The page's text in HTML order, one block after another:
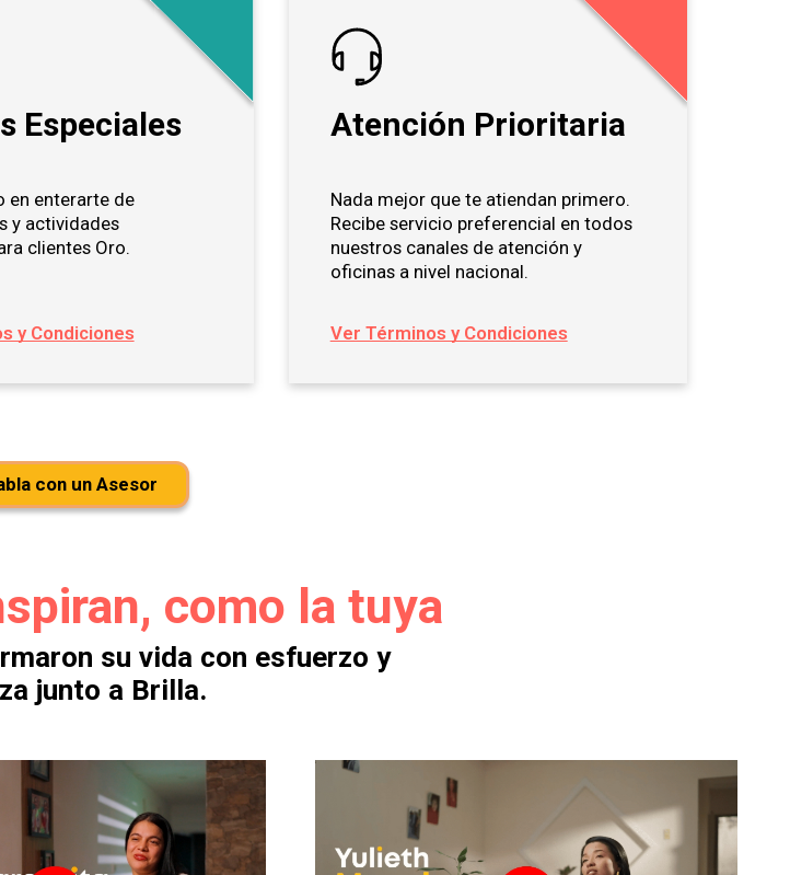
Especiales
en enterarte de
y actividades
clientes Oro.
y Condiciones
Atención Prioritaria
Nada mejor que te atiendan primero.
Recibe servicio preferencial en todos
nuestros canales de atención y
oficinas a nivel nacional.
Ver Términos y Condiciones
con un Asesor
como la tuya
su vida con esfuerzo y
junto a Brilla.